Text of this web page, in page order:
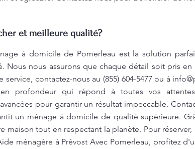
et meilleure qualité?
à domicile de Pomerleau est la solution
Nous nous assurons que chaque détail soit pris
contactez-nous au (855) 604-5477 ou à
profondeur qui répond à toutes vos
pour garantir un résultat impeccable.
un ménage à domicile de qualité supérieure.
tout en respectant la planète. Pour réserver,
ménagère à Prévost Avec Pomerleau, profitez